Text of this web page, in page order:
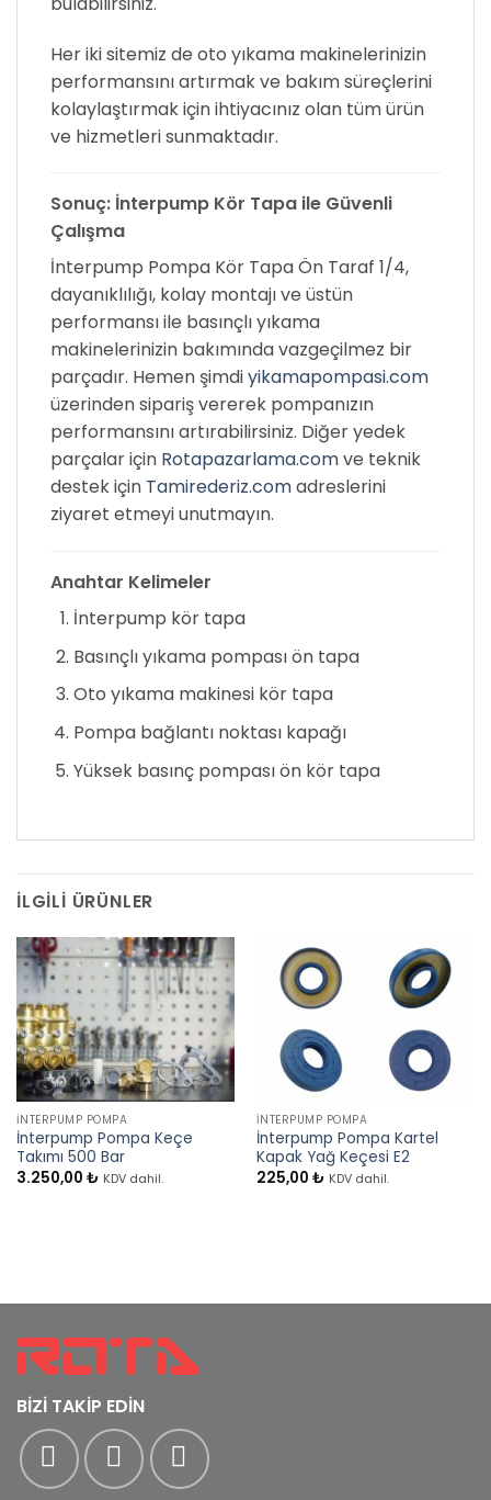
Her iki sitemiz de oto yıkama makinelerinizin
performansını artırmak ve bakım süreçlerini
kolaylaştırmak için ihtiyacınız olan tüm ürün
ve hizmetleri sunmaktadır.
Sonuç: İnterpump Kör Tapa ile Güvenli
Çalışma
İnterpump Pompa Kör Tapa Ön Taraf 1/4,
dayanıklılığı, kolay montajı ve üstün
performansı ile basınçlı yıkama
makinelerinizin bakımında vazgeçilmez bir
parçadır. Hemen şimdiyikamapompasi.com
üzerinden sipariş vererek pompanızın
performansını artırabilirsiniz. Diğer yedek
parçalar için Rotapazarlama.comve teknik
destek için Tamirederiz.comadreslerini
ziyaret etmeyi unutmayın.
Anahtar Kelimeler
İnterpump kör tapa
Basınçlı yıkama pompası ön tapa
Oto yıkama makinesi kör tapa
Pompa bağlantı noktası kapağı
Yüksek basınç pompası ön kör tapa
İLGILI ÜRÜNLER
İNTERPUMP POMPA
İnterpump Pompa Keçe
Takımı 500 Bar
3.250,00 ₺ KDV dahil.
İNTERPUMP POMPA
İnterpump Pompa Kartel
Kapak Yağ Keçesi E2
225,00 ₺ KDV dahil.
BİZİ TAKİP EDİN